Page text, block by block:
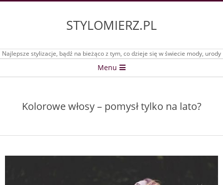
STYLOMIERZ.PL
Najlepsze stylizacje, bądź na bieżąco z tym, co dzieje się w świecie mody, urody
Menu
Kolorowe włosy – pomysł tylko na lato?